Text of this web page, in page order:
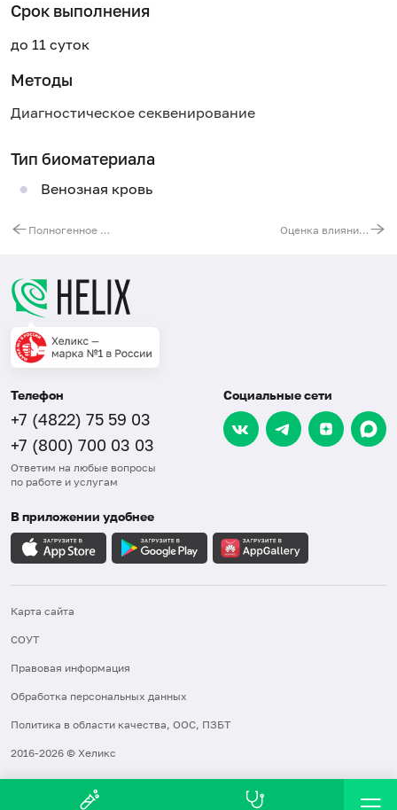
Срок выполнения
до 11 суток
Методы
Диагностическое секвенирование
Тип биоматериала
Венозная кровь
Полногенное молекулярно-генетическое исследование при недостаточности протеина S (ген PROS1) Оценка влияния CYP2D6 и CYP2C19 на метаболизм антидепрессантов ингибиторов обратного захвата серотонина/норадреналина (эсциталопрам, циталопрам, сертралин, флувоксамин, пароксетин, венлафаксин)
Телефон
+7 (4822) 75 59 03
+7 (800) 700 03 03
Ответим на любые вопросы
по работе и услугам
Социальные сети
В приложении удобнее
Карта сайта
СОУТ
Правовая информация
Обработка персональных данных
Политика в области качества, ООС, ПЗБТ
2016-2026 © Хеликс